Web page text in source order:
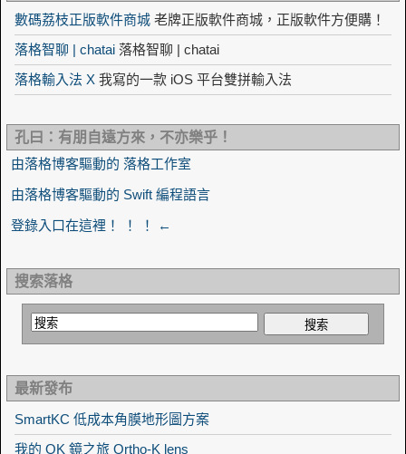
數碼荔枝正版軟件商城 老牌正版軟件商城，正版軟件方便購！
落格智聊 | chatai 落格智聊 | chatai
落格輸入法 X 我寫的一款 iOS 平台雙拼輸入法
孔曰：有朋自遠方來，不亦樂乎！
由落格博客驅動的 落格工作室
由落格博客驅動的 Swift 編程語言
登錄入口在這裡！ ！ ！ ←
搜索落格
最新發布
SmartKC 低成本角膜地形圖方案
我的 OK 鏡之旅 Ortho-K lens